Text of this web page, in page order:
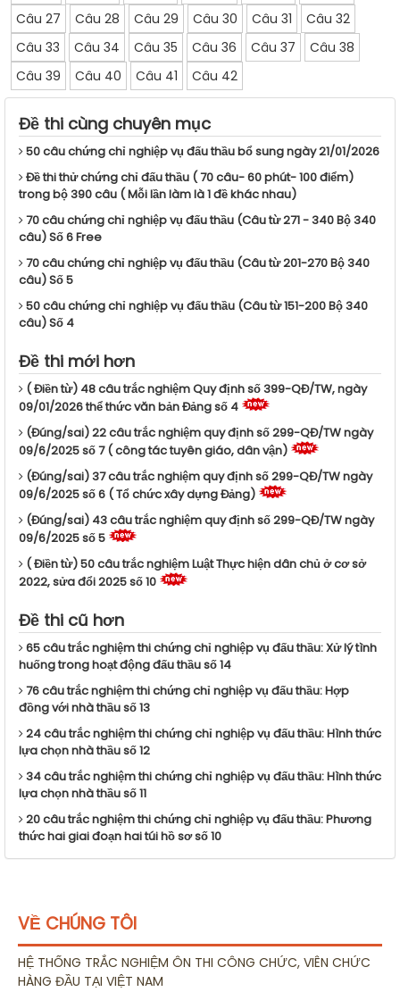
Câu 27
Câu 28 Câu 29 Câu 30 Câu 31
Câu 32
Câu 33
Câu 34 Câu 35 Câu 36 Câu 37
Câu 38
Câu 39
Câu 40 Câu 41 Câu 42
Đề thi cùng chuyên mục
50 câu chứng chỉ nghiệp vụ đấu thầu bổ sung ngày 21/01/2026
Đề thi thử chứng chỉ đấu thầu ( 70 câu- 60 phút- 100 điểm)
trong bộ 390 câu ( Mỗi lần làm là 1 đề khác nhau)
70 câu chứng chỉ nghiệp vụ đấu thầu (Câu từ 271 - 340 Bộ 340
câu) Số 6 Free
70 câu chứng chỉ nghiệp vụ đấu thầu (Câu từ 201-270 Bộ 340
câu) Số 5
50 câu chứng chỉ nghiệp vụ đấu thầu (Câu từ 151-200 Bộ 340
câu) Số 4
Đề thi mới hơn
( Điền từ) 48 câu trắc nghiệm Quy định số 399-QĐ/TW, ngày
09/01/2026 thể thức văn bản Đảng số 4
(Đúng/sai) 22 câu trắc nghiệm quy định số 299-QĐ/TW ngày
09/6/2025 số 7 ( công tác tuyên giáo, dân vận)
(Đúng/sai) 37 câu trắc nghiệm quy định số 299-QĐ/TW ngày
09/6/2025 số 6 ( Tổ chức xây dựng Đảng)
(Đúng/sai) 43 câu trắc nghiệm quy định số 299-QĐ/TW ngày
09/6/2025 số 5
( Điền từ) 50 câu trắc nghiệm Luật Thực hiện dân chủ ở cơ sở
2022, sửa đổi 2025 số 10
Đề thi cũ hơn
65 câu trắc nghiệm thi chứng chỉ nghiệp vụ đấu thầu: Xử lý tình
huống trong hoạt động đấu thầu số 14
76 câu trắc nghiệm thi chứng chỉ nghiệp vụ đấu thầu: Hợp
đồng với nhà thầu số 13
24 câu trắc nghiệm thi chứng chỉ nghiệp vụ đấu thầu: Hình thức
lựa chọn nhà thầu số 12
34 câu trắc nghiệm thi chứng chỉ nghiệp vụ đấu thầu: Hình thức
lựa chọn nhà thầu số 11
20 câu trắc nghiệm thi chứng chỉ nghiệp vụ đấu thầu: Phương
thức hai giai đoạn hai túi hồ sơ số 10
VỀ CHÚNG TÔI
HỆ THỐNG TRẮC NGHIỆM ÔN THI CÔNG CHỨC, VIÊN CHỨC
HÀNG ĐẦU TẠI VIỆT NAM